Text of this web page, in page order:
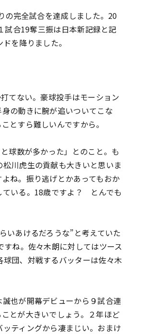
完全試合を達成しました。20
試合19奪三振は日本新記録と記
を降りました。
てない。豪球投手はモーション
の動きに腕が追いついてこな
とすら難しいんですから。
球数が多かった」とのこと。も
川虎生の貢献も大きいと思いま
ね。振り逃げとかあってもおか
ている。18歳ですよ？ とんでも
いあけるだろうな”と考えていた
ね。佐々木朗に対してはツース
団、対戦するバッターは佐々木
也が開幕デビューから９試合連
とが大きいでしょう。２年ほど
ティングから凄まじい。おまけ